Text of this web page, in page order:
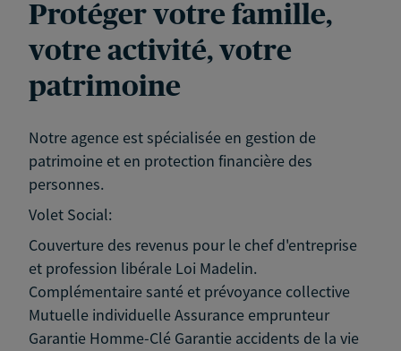
Protéger votre famille,
votre activité, votre
patrimoine
Notre agence est spécialisée en gestion de
patrimoine et en protection financière des
personnes.
Volet Social:
Couverture des revenus pour le chef d'entreprise
et profession libérale Loi Madelin.
Complémentaire santé et prévoyance collective
Mutuelle individuelle Assurance emprunteur
Garantie Homme-Clé Garantie accidents de la vie